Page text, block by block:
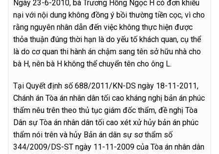
Ngày 23-6-2010, bà Trương Hồng Ngọc H có đơn khiếu
nại với nội dung không đồng ý bồi thường tiền cọc, vì cho
rằng nguyên nhân dẫn đến việc không thực hiện được
thỏa thuận đúng thời hạn là do yếu tố khách quan, cụ thể
là do cơ quan thi hành án chậm sang tên sở hữu nhà cho
bà H, nên bà H không thể chuyển tên cho ông L.
Tại Quyết định số 688/2011/KN-DS ngày 18-11-2011,
Chánh án Tòa án nhân dân tối cao kháng nghị bản án phúc
thẩm nêu trên theo thủ tục giám đốc thẩm, đề nghị Tòa
Dân sự Tòa án nhân dân tối cao xét xử hủy bản án phúc
thẩm nói trên và hủy Bản án dân sự sơ thẩm số
344/2009/DS-ST ngày 11-11-2009 của Tòa án nhân dân